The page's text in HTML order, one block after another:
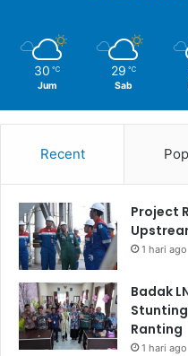
30 ℃
Jum
29 ℃
Sab
Recent
Project
1 hari ago
Badak
Ranting
1 hari ago